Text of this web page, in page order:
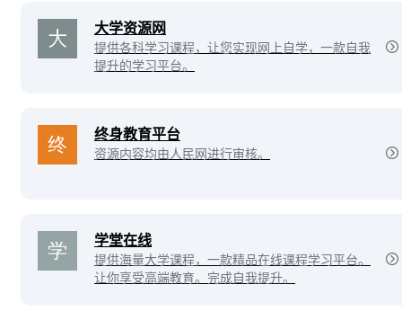
大学资源网
提供各科学习课程，让您实现网上自学，一款自我
提升的学习平台。
终身教育平台
资源内容均由人民网进行审核。
学堂在线
提供海量大学课程，一款精品在线课程学习平台。
让你享受高端教育。完成自我提升。